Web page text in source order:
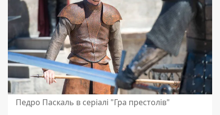
Педро Паскаль в серіалі "Гра престолів"